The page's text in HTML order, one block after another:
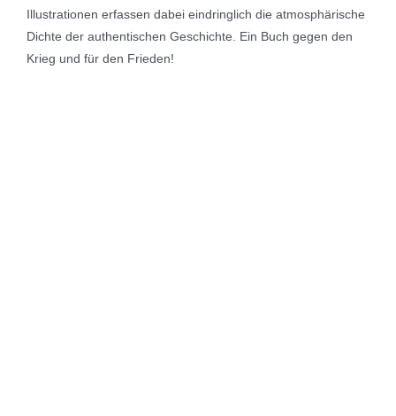
Illustrationen erfassen dabei eindringlich die atmosphärische
Dichte der authentischen Geschichte. Ein Buch gegen den
Krieg und für den Frieden!